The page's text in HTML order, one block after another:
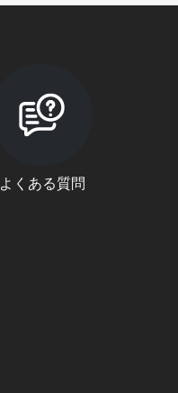
よくある質問